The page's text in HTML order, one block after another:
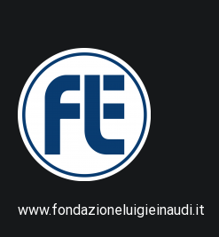
www.fondazioneluigieinaudi.it